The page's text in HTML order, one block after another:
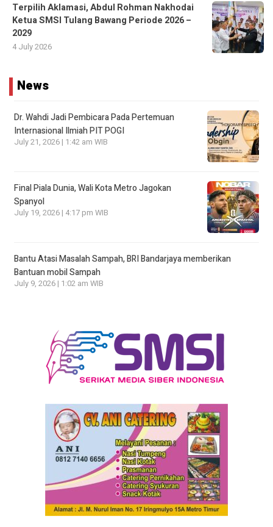
Terpilih Aklamasi, Abdul Rohman Nakhodai
Ketua SMSI Tulang Bawang Periode 2026 –
2029
4 July 2026
News
Dr. Wahdi Jadi Pembicara Pada Pertemuan
Internasional Ilmiah PIT POGI
July 21, 2026 | 1:42 am WIB
Final Piala Dunia, Wali Kota Metro Jagokan
Spanyol
July 19, 2026 | 4:17 pm WIB
Bantu Atasi Masalah Sampah, BRI Bandarjaya memberikan
Bantuan mobil Sampah
July 9, 2026 | 1:02 am WIB